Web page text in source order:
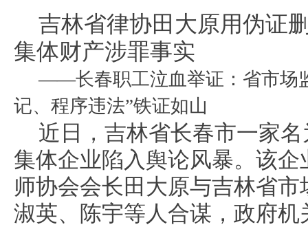
吉林省律协田大原用伪证
集体财产涉罪事实
——长春职工泣血举证：省市场
记、程序违法”铁证如山
近日，吉林省长春市一家
集体企业陷入舆论风暴。该
师协会会长田大原与吉林省
淑英、陈宇等人合谋，政府